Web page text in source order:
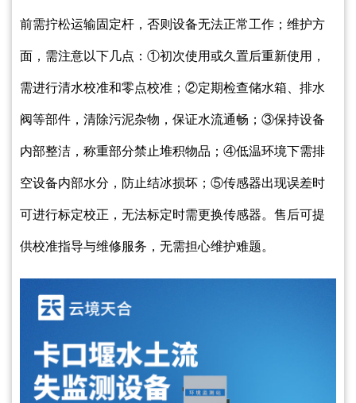
前需拧松运输固定杆，否则设备无法正常工作；维护方
面，需注意以下几点：①初次使用或久置后重新使用，
需进行清水校准和零点校准；②定期检查储水箱、排水
阀等部件，清除污泥杂物，保证水流通畅；③保持设备
内部整洁，称重部分禁止堆积物品；④低温环境下需排
空设备内部水分，防止结冰损坏；⑤传感器出现误差时
可进行标定校正，无法标定时需更换传感器。售后可提
供校准指导与维修服务，无需担心维护难题。